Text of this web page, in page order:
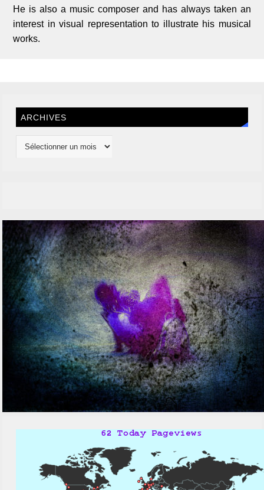
He is also a music composer and has always taken an
interest in visual representation to illustrate his musical
works.
ARCHIVES